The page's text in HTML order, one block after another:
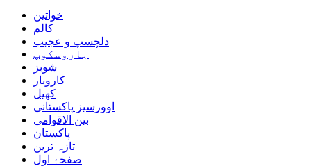
خواتین
کالم
دلچسپ و عجیب
ہاروسکوپ
شوبز
کاروبار
کھیل
اوورسیز پاکستانی
بین الاقوامی
پاکستان
تازہ ترین
صفحۂ اول